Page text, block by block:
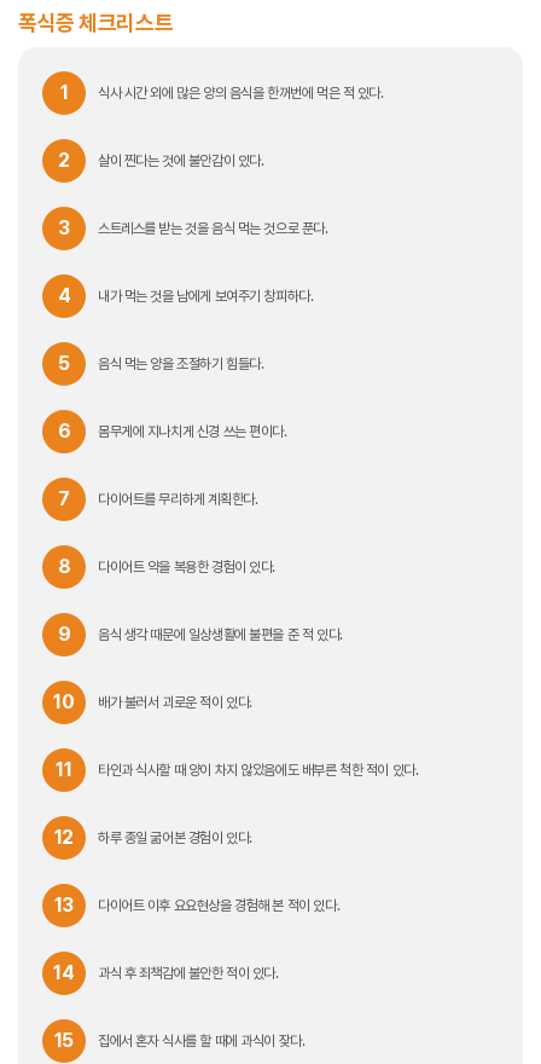
폭식증 체크리스트
1 식사 시간 외에 많은 양의 음식을 한꺼번에 먹은 적 있다.
2 살이 찐다는 것에 불안감이 있다.
3 스트레스를 받는 것을 음식 먹는 것으로 푼다.
4 내가 먹는 것을 남에게 보여주기 창피하다.
5 음식 먹는 양을 조절하기 힘들다.
6 몸무게에 지나치게 신경 쓰는 편이다.
7 다이어트를 무리하게 계획한다.
8 다이어트 약을 복용한 경험이 있다.
9 음식 생각 때문에 일상생활에 불편을 준 적 있다.
10 배가 불러서 괴로운 적이 있다.
11 타인과 식사할 때 양이 차지 않았음에도 배부른 척한 적이 있다.
12 하루 종일 굶어본 경험이 있다.
13 다이어트 이후 요요현상을 경험해 본 적이 있다.
14 과식 후 죄책감에 불안한 적이 있다.
15 집에서 혼자 식사를 할 때에 과식이 잦다.